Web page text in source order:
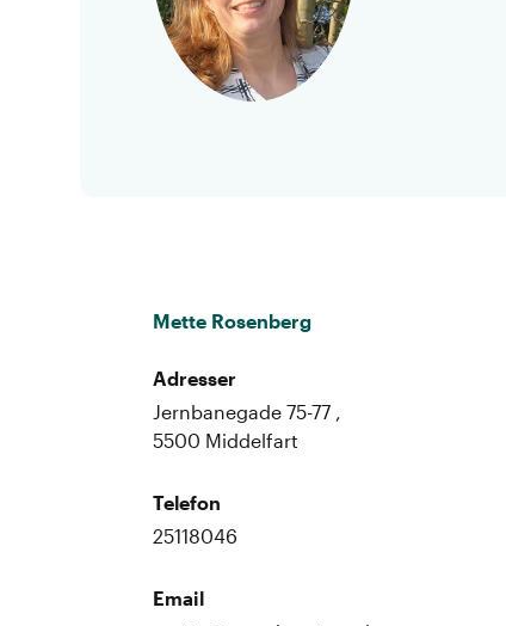
Mette Rosenberg
Adresser
Jernbanegade 75-77 ,
5500 Middelfart
Telefon
25118046
Email